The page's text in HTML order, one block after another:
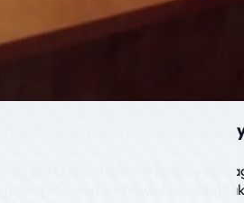
w pracy – sprawy
detektyw klientowi zawsze
jak powinien zachować się dalej